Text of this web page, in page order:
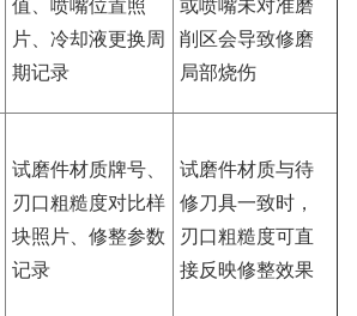
值、喷嘴位置照
片、冷却液更换周
期记录
或喷嘴未对准磨
削区会导致修磨
局部烧伤
试磨件材质牌号、
刃口粗糙度对比样
块照片、修整参数
记录
试磨件材质与待
修刀具一致时，
刃口粗糙度可直
接反映修整效果